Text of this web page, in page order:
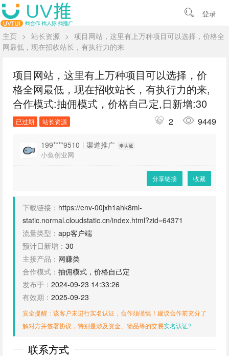
登录
主页 > 站长资源 > 项目网站，这里有上万种项目可以选择，价格全
网最低，现在招收站长，有执行力的来
项目网站，这里有上万种项目可以选择，价
格全网最低，现在招收站长，有执行力的来,
合作模式:抽佣模式，价格自己定,日新增:30
已过期 站长资源 2 9449
199****9510 | 渠道推广
小鱼创业网
分享链接 收藏
下载链接： https://env-00jxh1ahk8ml-
static.normal.cloudstatic.cn/index.html?zid=64371
流量类型： app客户端
预计日新增： 30
主接产品： 网赚类
合作模式： 抽佣模式，价格自己定
发布于： 2024-09-23 14:33:26
有效期： 2025-09-23
安全提醒：该客户未进行实名认证，合作须谨慎！建议合作前充分了
解对方并签署协议，特别是涉及资金、物品等的交易实名认证?
联系方式